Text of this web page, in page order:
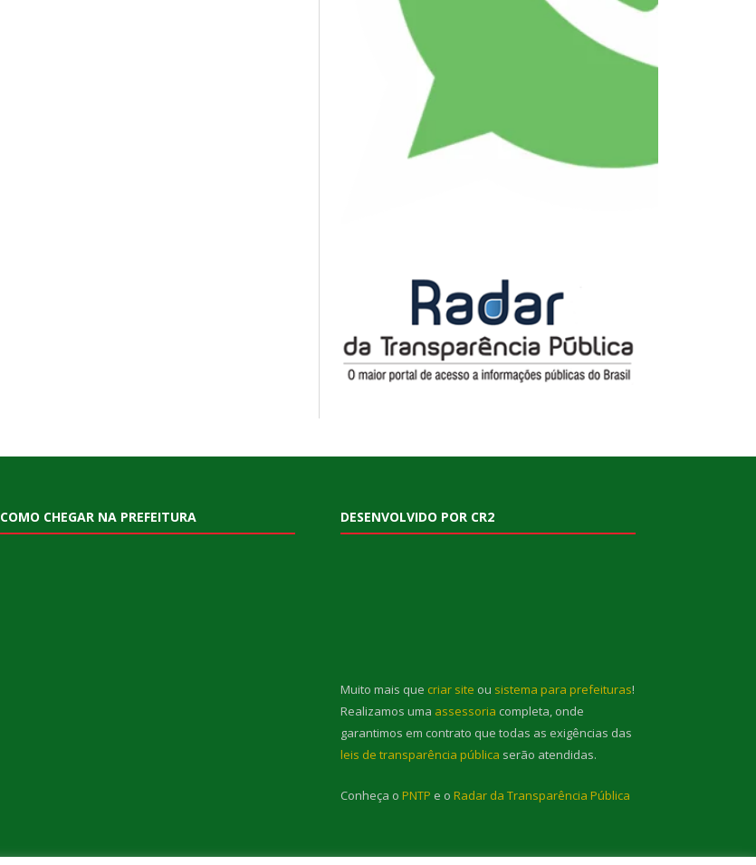
COMO CHEGAR NA PREFEITURA DESENVOLVIDO POR CR2
Muito mais que criar site ou sistema para prefeituras!
Realizamos uma assessoria completa, onde
garantimos em contrato que todas as exigências das
leis de transparência pública serão atendidas.
Conheça o PNTP e o Radar da Transparência Pública